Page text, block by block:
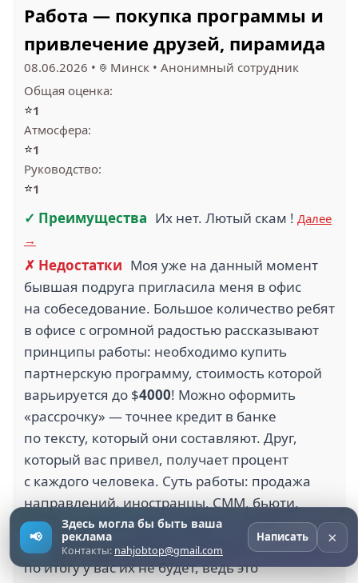
Работа — покупка программы и
привлечение друзей, пирамида
08.06.2026 • Минск • Анонимный сотрудник
Общая оценка:
⭐1
Атмосфера:
⭐1
Руководство:
⭐1
✓ Преимущества Их нет. Лютый скам ! Далее
→
✗ Недостатки Моя уже на данный момент
бывшая подруга пригласила меня в офис
на собеседование. Большое количество ребят
в офисе с огромной радостью рассказывают
принципы работы: необходимо купить
партнерскую программу, стоимость которой
варьируется до $4000! Можно оформить
«рассрочку» — точнее кредит в банке
по тексту, который они составляют. Друг,
который вас привел, получает процент
с каждого человека. Суть работы: продажа
направлений, иностранцы, СММ, бьюти,
крипта, короче в двух словах — толкать
воздух. Нужно приводить друзей, только вот
по итогу у вас их не будет, ведь это
📢
Здесь могла бы быть ваша
реклама
Контакты: nahjobtop@gmail.com
Написать ×